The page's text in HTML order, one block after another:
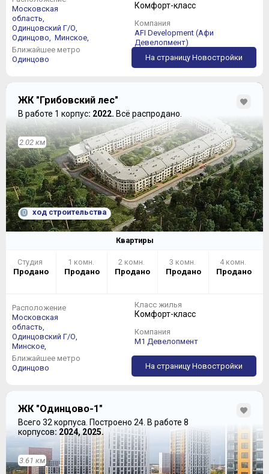
Московская
область,
Одинцовский Г/О,
Одинцово,
Минское,
Ближайшее метро
Одинцово
Комфорт-класс
Компания
AFI Development (Афи
Девелопмент)
На страницу Новостройки
ЖК "Грибовский лес"
В работе 1 корпус: 2022. Всё распродано.
2.02 км
0 ход строительства
Квартиры
Студия
Продано
1 комн.
Продано
2 комн.
Продано
3 комн.
Продано
4 комн.
Продано
Расположение
Московская
область,
Одинцовский Г/О,
Минское,
Ближайшее метро
Одинцово
Класс жилья
Комфорт-класс
Компания
M1 Девелопмент
На страницу Новостройки
ЖК "Одинцово-1"
Всего 32 корпуса. Построено 24. В работе 8
корпусов: 2024, 2025.
3.61 км